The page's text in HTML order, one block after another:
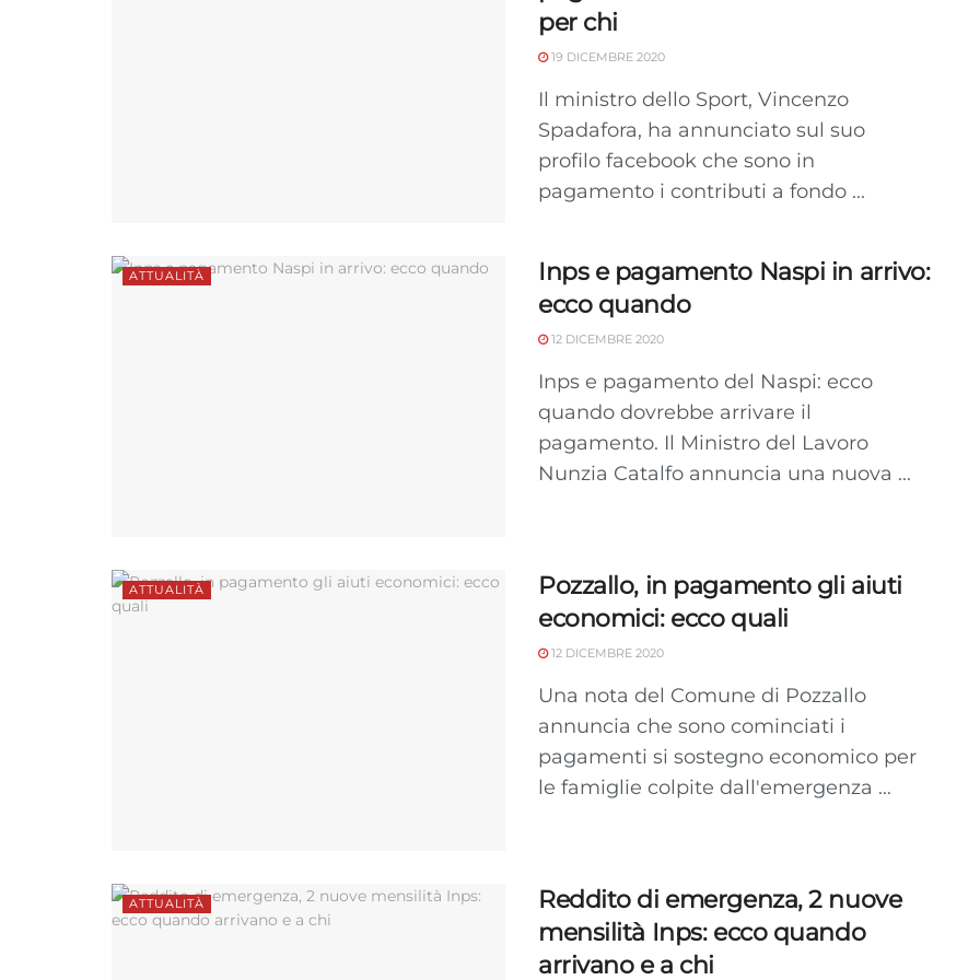
dispositivi in base a informazioni richieste attivamente.
Garantire la sicurezza, prevenire e rilevare frodi,
correggere errori, Erogare e presentare
pubblicità e contenuto, Salvare e comunicare le
scelte sulla privacy.
per chi
19 DICEMBRE 2020
Il ministro dello Sport, Vincenzo
Spadafora, ha annunciato sul suo
profilo facebook che sono in
pagamento i contributi a fondo ...
ATTUALITÀ
Inps e pagamento Naspi in arrivo:
ecco quando
12 DICEMBRE 2020
Inps e pagamento del Naspi: ecco
quando dovrebbe arrivare il
pagamento. Il Ministro del Lavoro
Nunzia Catalfo annuncia una nuova ...
ATTUALITÀ
Pozzallo, in pagamento gli aiuti
economici: ecco quali
12 DICEMBRE 2020
Una nota del Comune di Pozzallo
annuncia che sono cominciati i
pagamenti si sostegno economico per
le famiglie colpite dall'emergenza ...
ATTUALITÀ
Reddito di emergenza, 2 nuove
mensilità Inps: ecco quando
arrivano e a chi